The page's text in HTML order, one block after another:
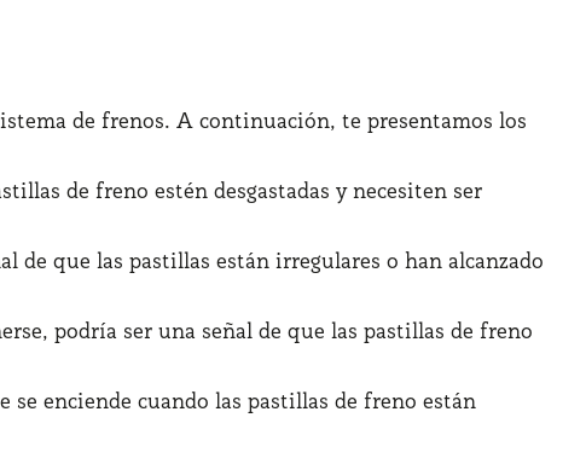
de frenos. A continuación, te presentamos los
de freno estén desgastadas y necesiten ser
de que las pastillas están irregulares o han alcanzado
podría ser una señal de que las pastillas de freno
enciende cuando las pastillas de freno están